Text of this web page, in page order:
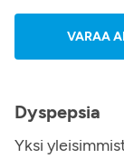
VARAA
Dyspepsia
Yksi